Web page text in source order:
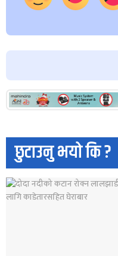
छुटाउनु भयो कि ?